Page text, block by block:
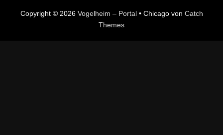
Copyright © 2026 Vogelheim – Portal• Chicago von Catch
Themes